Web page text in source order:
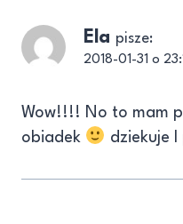
Ela pisze:
2018-01-31 o
Wow!!!! No to mam
obiadek
dziekuje